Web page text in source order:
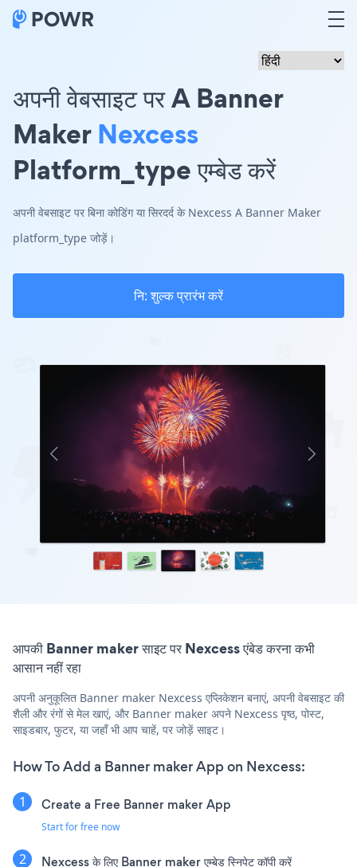
अपनी वेबसाइट पर A Banner
MakerNexcess
Platform_type एम्बेड करें
अपनी वेबसाइट पर बिना कोडिंग या सिरदर्द के Nexcess A Banner Maker
platform_type जोड़ें।
नि: शुल्क प्रारंभ करें
आपकी Banner maker साइट पर Nexcess एंबेड करना कभी
आसान नहीं रहा
अपनी अनुकूलित Banner maker Nexcess एप्लिकेशन बनाएं, अपनी वेबसाइट की
शैली और रंगों से मेल खाएं, और Banner maker अपने Nexcess पृष्ठ, पोस्ट,
साइडबार, फुटर, या जहाँ भी आप चाहें, पर जोड़ें साइट।
How To Add a Banner maker App on Nexcess:
Create a Free Banner maker App
Start for free now
Nexcess के लिए Banner maker एम्बेड स्निपेट कॉपी करें